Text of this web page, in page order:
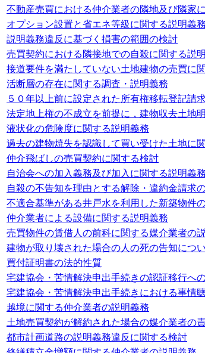
不動産売買における仲介業者の隣地及び隣家
オプション設置と省エネ等級に関する説明義務
説明義務違反に基づく損害の範囲の検討
売買契約における隣接地での自殺に関する説
接道要件を満たしていない土地建物の売買に
活断層の存在に関する調査・説明義務
５０年以上前に設定された所有権移転登記請
法定地上権の不成立を前提に，建物収去土地
液状化の危険度に関する説明義務
過去の建物焼失を認識して買い受けた土地に
仲介飛ばしの売買契約に関する検討
自治会への加入義務及び加入に関する説明義務
自殺の不告知を理由とする解除・違約金請求
不適合基準がある井戸水を利用した新築物件
仲介業者による設備に関する説明義務
売買物件の賃借人の前科に関する媒介業者の
建物が取り壊された場合の人の死の告知につ
買付証明書の法的性質
宅建協会・苦情解決申出手続きの認証移行へ
宅建協会・苦情解決申出手続きにおける事情
越境に関する仲介業者の説明義務
土地売買契約が解約された場合の媒介業者の
都市計画道路の説明義務違反に関する検討